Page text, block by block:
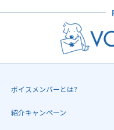
ボイスメンバーとは?
紹介キャンペーン